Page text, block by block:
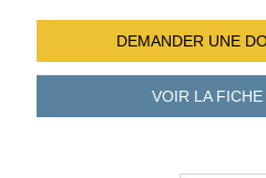
DEMANDER UNE
VOIR LA FICHE